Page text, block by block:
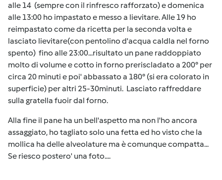
alle 14 (sempre con il rinfresco rafforzato) e domenica
alle 13:00 ho impastato e messo a lievitare. Alle 19 ho
reimpastato come da ricetta per la seconda volta e
lasciato lievitare(con pentolino d'acqua caldla nel forno
spento) fino alle 23:00...risultato un pane raddoppiato
molto di volume e cotto in forno preriscladato a 200° per
circa 20 minuti e poi' abbassato a 180° (si era colorato in
superficie) per altri 25-30minuti. Lasciato raffreddare
sulla gratella fuoir dal forno.
Alla fine il pane ha un bell'aspetto ma non l'ho ancora
assaggiato, ho tagliato solo una fetta ed ho visto che la
mollica ha delle alveolature ma è comunque compatta...
Se riesco postero' una foto....